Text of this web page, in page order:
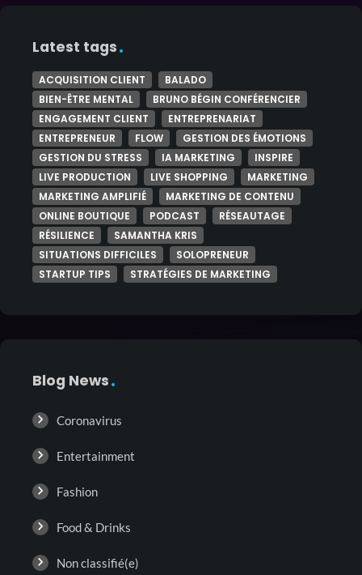
Latest tags
ACQUISITION CLIENT
BALADO
BIEN-ÊTRE MENTAL
BRUNO BÉGIN CONFÉRENCIER
ENGAGEMENT CLIENT
ENTREPRENARIAT
ENTREPRENEUR
FLOW
GESTION DES ÉMOTIONS
GESTION DU STRESS
IA MARKETING
INSPIRE
LIVE PRODUCTION
LIVE SHOPPING
MARKETING
MARKETING AMPLIFIÉ
MARKETING DE CONTENU
ONLINE BOUTIQUE
PODCAST
RÉSEAUTAGE
RÉSILIENCE
SAMANTHA KRIS
SITUATIONS DIFFICILES
SOLOPRENEUR
STARTUP TIPS
STRATÉGIES DE MARKETING
Blog News
Coronavirus
Entertainment
Fashion
Food & Drinks
Non classifié(e)